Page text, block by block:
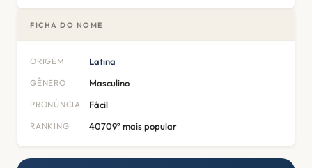
FICHA DO NOME
ORIGEM Latina
GÊNERO Masculino
PRONÚNCIA Fácil
RANKING 40709º mais popular